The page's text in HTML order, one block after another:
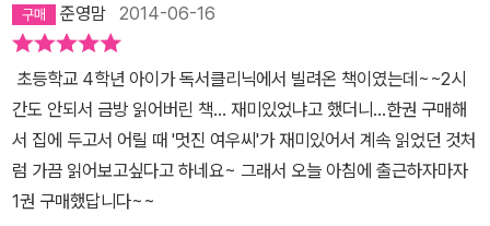
인 엄마의 자세를 연습해본다.재영아,재희야 앞으로 너희들의 이야기
에 진심으로 귀 기울여줄게~
준영맘 2014-06-16
초등학교 4학년 아이가 독서클리닉에서 빌려온 책이였는데~~2시
간도 안되서 금방 읽어버린 책... 재미있었냐고 했더니...한권 구매해
서 집에 두고서 어릴 때 '멋진 여우씨'가 재미있어서 계속 읽었던 것처
럼 가끔 읽어보고싶다고 하네요~ 그래서 오늘 아침에 출근하자마자
1권 구매했답니다~~